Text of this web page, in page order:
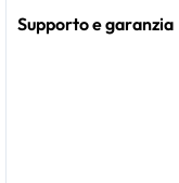
Supporto e garanzia